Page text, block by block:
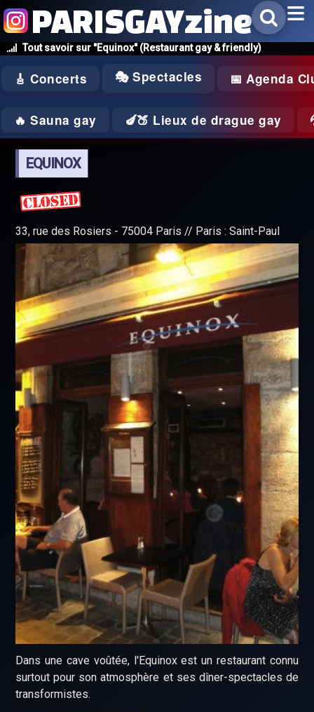
Tout savoir sur "Equinox" (Restaurant gay & friendly)
PARISGAYzine
🎸 Concerts 🎭 Spectacles 📅 Agenda
🔥 Sauna gay 🍆🍑 Lieux de drague gay
EQUINOX
33, rue des Rosiers - 75004 Paris // Paris : Saint-Paul
Dans une cave voûtée, l'Equinox est un restaurant connu
surtout pour son atmosphère et ses dîner-spectacles de
transformistes.